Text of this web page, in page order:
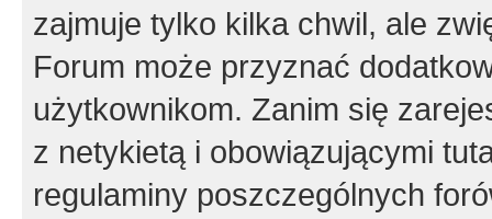
zajmuje tylko kilka chwil, ale
Forum może przyznać
użytkownikom. Zanim się
z netykietą i obowiązującymi
regulaminy poszczególnych